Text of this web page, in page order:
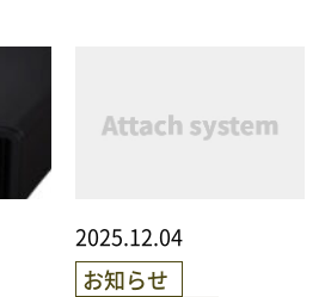
2025.12.04
お知らせ